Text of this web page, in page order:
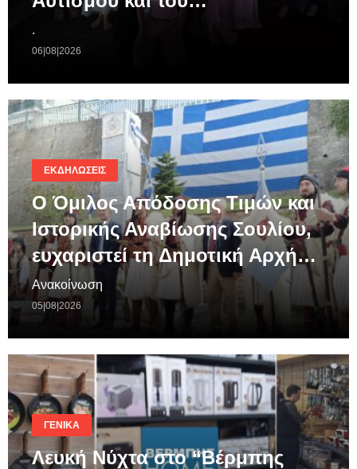
.
06|08|2026
ΕΚΔΗΛΏΣΕΙΣ
Ο Όμιλος Απόδοσης Τιμών και
Ιστορικής Αναβίωσης Σουλίου,
ευχαριστεί τη Δημοτική Αρχή…
Ανακοίνωση
05|08|2026
ΓΕΝΙΚΆ
Λευκή Νύχτα στο “Βέρμπης